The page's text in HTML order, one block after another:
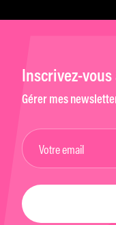
Inscrivez-
Gérer mes